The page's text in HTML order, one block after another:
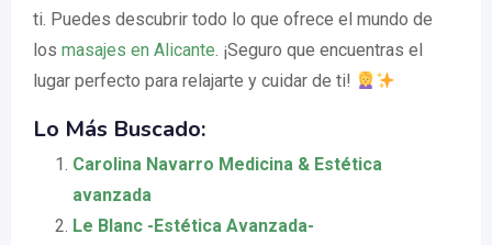
ti. Puedes descubrir todo lo que ofrece el mundo de
los masajes en Alicante. ¡Seguro que encuentras el
lugar perfecto para relajarte y cuidar de ti!
Lo Más Buscado:
Carolina Navarro Medicina & Estética
avanzada
Le Blanc -Estética Avanzada-